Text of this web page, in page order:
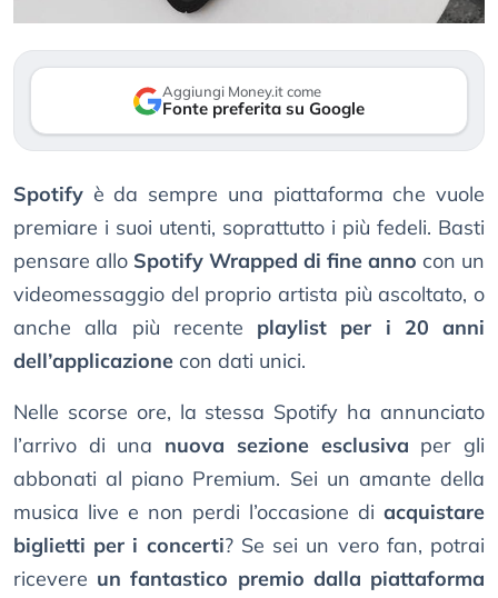
Aggiungi Money.it come
Fonte preferita su Google
Spotify è da sempre una piattaforma che vuole
premiare i suoi utenti, soprattutto i più fedeli. Basti
pensare allo Spotify Wrapped di fine anno con un
videomessaggio del proprio artista più ascoltato, o
anche alla più recente playlist per i 20 anni
dell’applicazione con dati unici.
Nelle scorse ore, la stessa Spotify ha annunciato
l’arrivo di una nuova sezione esclusiva per gli
abbonati al piano Premium. Sei un amante della
musica live e non perdi l’occasione di acquistare
biglietti per i concerti? Se sei un vero fan, potrai
ricevere un fantastico premio dalla piattaforma